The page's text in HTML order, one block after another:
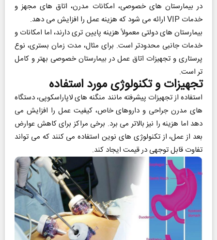
در بیمارستان ‌های خصوصی، امکانات مدرن، اتاق ‌های مجهز و
خدمات VIP ارائه می ‌شود که هزینه عمل را افزایش می ‌دهد.
بیمارستان ‌های دولتی معمولاً هزینه پایین ‌تری دارند، اما امکانات و
خدمات جانبی محدودتر است. برای مثال، مدت زمان بستری، نوع
پرستاری و تجهیزات اتاق عمل در بیمارستان خصوصی بهتر و کامل
‌تر است.
تجهیزات و تکنولوژی مورد استفاده
استفاده از تجهیزات پیشرفته مانند منگنه‌ های لاپاراسکوپی، دستگاه
‌های مدرن جراحی و داروهای خاص، کیفیت عمل را افزایش می
‌دهد اما هزینه را نیز بالاتر می ‌برد. برخی مراکز برای کاهش عوارض
بعد از عمل، از تکنولوژی‌ های نوین استفاده می ‌کنند که می ‌تواند
تفاوت قابل توجهی در قیمت ایجاد کند.